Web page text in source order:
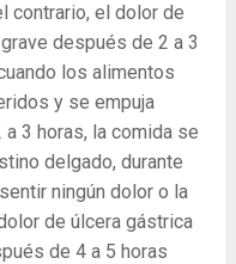
contrario, el dolor de
después de 2 a 3
los alimentos
y se empuja
3 horas, la comida se
delgado, durante
ningún dolor o la
de úlcera gástrica
de 4 a 5 horas